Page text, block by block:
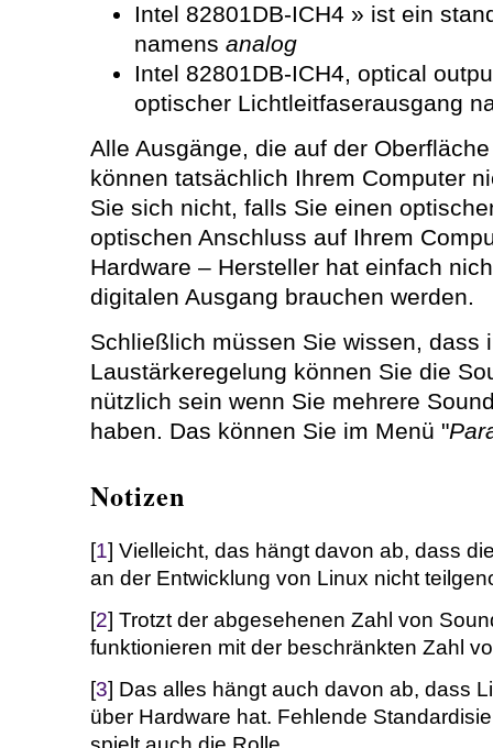
Intel 82801DB-ICH4 » ist ein
namens analog
Intel 82801DB-ICH4, optical
optischer Lichtleitfaserausgang
Alle Ausgänge, die auf der
können tatsächlich Ihrem Computer
Sie sich nicht, falls Sie einen
optischen Anschluss auf Ihrem
Hardware – Hersteller hat einfach
digitalen Ausgang brauchen werden.
Schließlich müssen Sie wissen, dass
Laustärkeregelung können Sie die
nützlich sein wenn Sie mehrere
haben. Das können Sie im Menü "
Notizen
[1] Vielleicht, das hängt davon ab, dass
an der Entwicklung von Linux nicht
[2] Trotzt der abgesehenen Zahl von
funktionieren mit der beschränkten Zahl
[3] Das alles hängt auch davon ab, dass
über Hardware hat. Fehlende